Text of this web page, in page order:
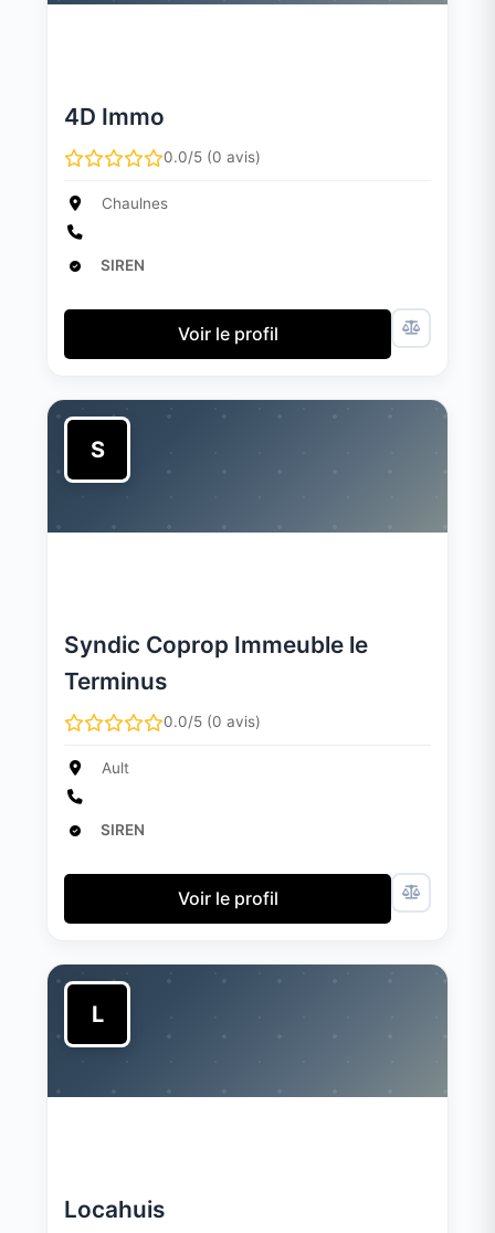
4D Immo
0.0/5 (0 avis)
Chaulnes
SIREN
Voir le profil
S
Syndic Coprop Immeuble le
Terminus
0.0/5 (0 avis)
Ault
SIREN
Voir le profil
L
Locahuis